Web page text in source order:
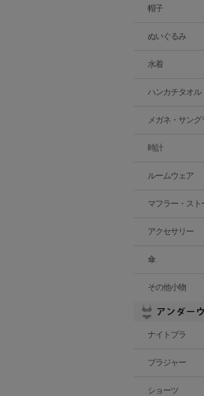
帽子
ぬいぐるみ
水着
ハンカチタオル
メガネ・サング
時計
ルームウェア
マフラー・スト
アクセサリー
傘
その他小物
ナイトブラ
ブラジャー
ショーツ